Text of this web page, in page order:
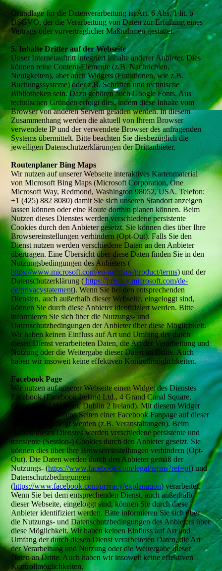
Grundlage für die Datenverarbeitung ist Art. 6 Abs. 1 lit. b
DSGVO, der die Verarbeitung von Daten zur Erfüllung eines
Vertrags oder vorvertraglicher Maßnahmen gestattet.
5. Inhalte Dritter auf der Webseite
Unser Internetauftritt integriert Inhalte anderer Anbieter. Dies
können reine Content-Elemente (z.B. Nachrichten,
Neuigkeiten), aber auch Widgets (Funktionen, wie z.B.
Buchungssysteme) oder z.B. Schriften und technische
Bibliotheken sein. Dazu gehören auch Google Fonts. Aus
technischen Gründen erfolgt dies, indem diese Inhalte vom
Browser von anderen Servern geladen werden. In diesem
Zusammenhang werden die aktuell von Ihrem Browser
verwendete IP und der verwendete Browser des anfragenden
Systems übermittelt. Bitte beachten Sie diesbezüglich die
jeweiligen Datenschutzerklärungen der Drittanbieter.
Routenplaner Bing Maps
Wir nutzen auf unserer Webseite interaktives Kartenmaterial
von Microsoft Bing Maps (Microsoft Corporation, One
Microsoft Way, Redmond, Washington 98052, USA. Telefon:
+1 (425) 882 8080) damit Sie sich unseren Standort anzeigen
lassen können oder eine Route dorthin planen können. Beim
Nutzen dieses Dienstes werden verschiedene persistente
Cookies durch den Anbieter gesetzt. Sie können dies über Ihre
Browsereinstellungen verhindern (Opt-Out). Falls Sie den
Dienst nutzen werden verschiedene Daten an den Anbieter
übertragen. Eine Übersicht über diese Daten finden Sie in den
Nutzungsbedingungen des Anbieters (
https://www.microsoft.com/en-us/maps/product/terms) und der
Datenschutzerklärung ( https://privacy.microsoft.com/de-
de/privacystatement). Wenn Sie bei den entsprechenden
Diensten, auch außerhalb dieser Webseite, eingeloggt sind,
können Sie durch diese Anbieter identifiziert werden. Bitte
informieren Sie sich über die Nutzungs- und
Datenschutzbedingungen der Anbieter über diese Möglichkeit.
Wir haben keinen Einfluss auf Art und Umfang der durch
diesen Dienst verarbeiteten Daten, die Art der Verarbeitung und
Nutzung oder die Weitergabe dieser Daten an Dritte. Auch
haben wir insoweit keine effektiven Kontrollmöglichkeiten.
Facebook Page
Wir nutzen auf unserer Webseite einen Widget des Dienstes
Facebook (Facebook Ireland Ltd., 4 Grand Canal Square,
Grand Canal Harbour, Dublin 2 Ireland). Mit diesem Widget
können verschiedene Seiten einer Facebook Fanpage auf dieser
Webseite angezeigt werden (z.B. Veranstaltungen). Beim
Nutzen dieses Dienstes werden verschiedene persistente und
transiente (Session-) Cookies durch den Anbieter gesetzt. Sie
können dies über Ihre Browsereinstellungen verhindern (Opt-
Out). Die Daten werden durch den Anbieter gemäß der
Nutzungs- (https://www.facebook.com/legal/terms?ref=pf) und
Datenschutzbedingungen
(https://www.facebook.com/privacy/explanation) verarbeitet.
Wenn Sie bei dem entsprechenden Dienst, auch außerhalb
dieser Webseite, eingeloggt sind, können Sie durch diese
Anbieter identifiziert werden. Bitte informieren Sie sich über
die Nutzungs- und Datenschutzbedingungen des Anbieters über
diese Möglichkeit. Wir haben keinen Einfluss auf Art und
Umfang der durch diesen Dienst verarbeiteten Daten, die Art
der Verarbeitung und Nutzung oder die Weitergabe dieser
Daten an Dritte. Auch haben wir insoweit keine effektiven
Kontrollmöglichkeiten.